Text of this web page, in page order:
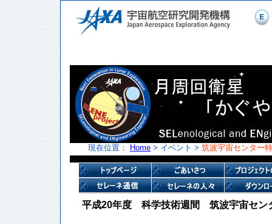
現在位置： Home > イベント > 筑波宇宙センター
平成20年度 科学技術週間 筑波宇宙セン